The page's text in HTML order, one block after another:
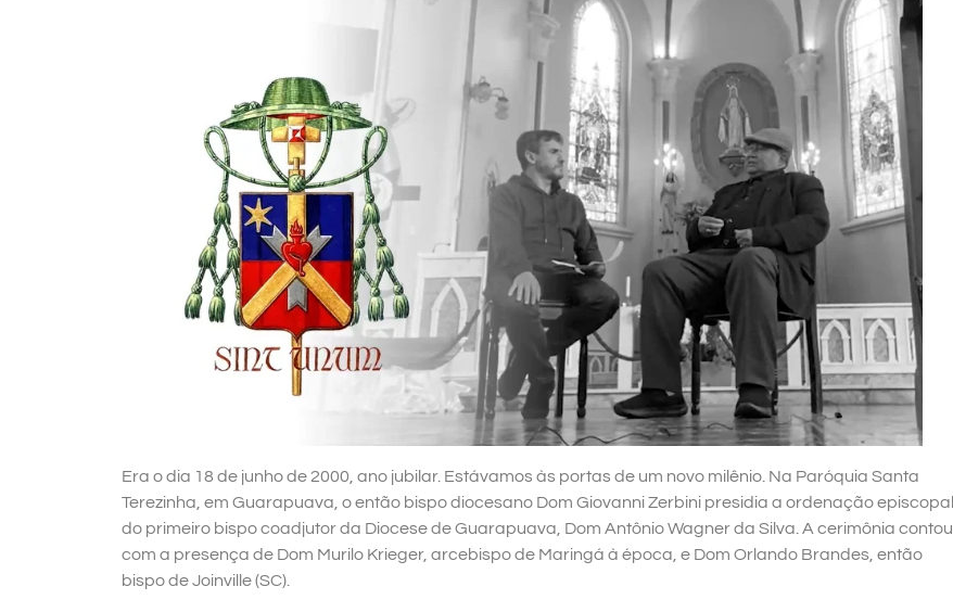
Era o dia 18 de junho de 2000, ano jubilar. Estávamos às portas de um novo milênio. Na Paróquia Santa
Terezinha, em Guarapuava, o então bispo diocesano Dom Giovanni Zerbini presidia a ordenação episcopal
do primeiro bispo coadjutor da Diocese de Guarapuava, Dom Antônio Wagner da Silva. A cerimônia contou
com a presença de Dom Murilo Krieger, arcebispo de Maringá à época, e Dom Orlando Brandes, então
bispo de Joinville (SC).